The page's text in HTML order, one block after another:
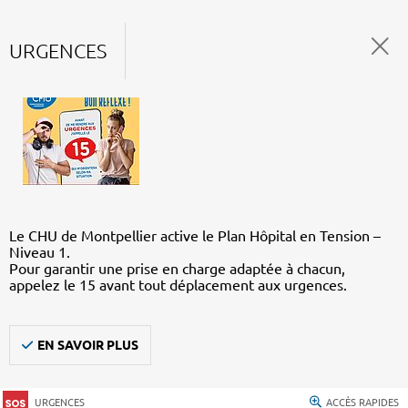
URGENCES
Le CHU de Montpellier active le Plan Hôpital en Tension –
Niveau 1.
Pour garantir une prise en charge adaptée à chacun,
appelez le 15 avant tout déplacement aux urgences.
EN SAVOIR PLUS
URGENCES ACCÈS RAPIDES